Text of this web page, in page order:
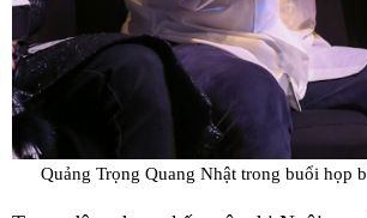
Quảng Trọng Quang Nhật trong buổi họp